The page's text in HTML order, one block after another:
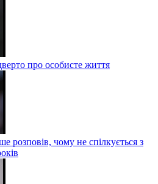
про особисте життя
розповів, чому не спілкується з